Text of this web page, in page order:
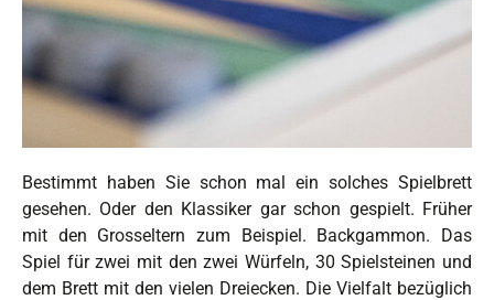
Bestimmt haben Sie schon mal ein solches Spielbrett
gesehen. Oder den Klassiker gar schon gespielt. Früher
mit den Grosseltern zum Beispiel. Backgammon. Das
Spiel für zwei mit den zwei Würfeln, 30 Spielsteinen und
dem Brett mit den vielen Dreiecken. Die Vielfalt bezüglich